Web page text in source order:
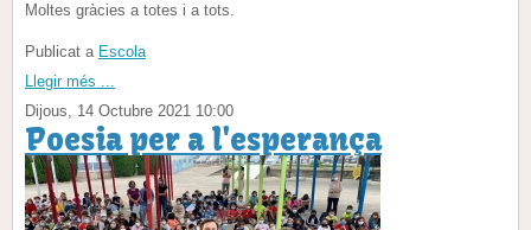
Moltes gràcies a totes i a tots.
Publicat a Escola
Llegir més ...
Dijous, 14 Octubre 2021 10:00
Poesia per a l'esperança